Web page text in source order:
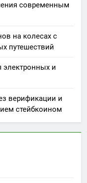
современным
на колесах с
путешествий
электронных и
верификации и
стейбкоином